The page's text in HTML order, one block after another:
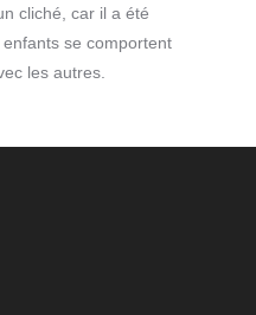
cliché, car il a été
se comportent
les autres.